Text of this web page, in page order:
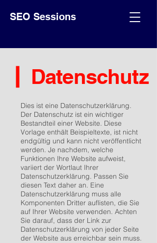
SEO Sessions
Datenschutz
Dies ist eine Datenschutzerklärung.
Der Datenschutz ist ein wichtiger
Bestandteil einer Website. Diese
Vorlage enthält Beispieltexte, ist nicht
endgültig und kann nicht veröffentlicht
werden. Je nachdem, welche
Funktionen Ihre Website aufweist,
variiert der Wortlaut Ihrer
Datenschutzerklärung. Passen Sie
diesen Text daher an. Eine
Datenschutzerklärung muss alle
Komponenten Dritter auflisten, die Sie
auf Ihrer Website verwenden. Achten
Sie darauf, dass der Link zur
Datenschutzerklärung von jeder Seite
der Website aus erreichbar sein muss.